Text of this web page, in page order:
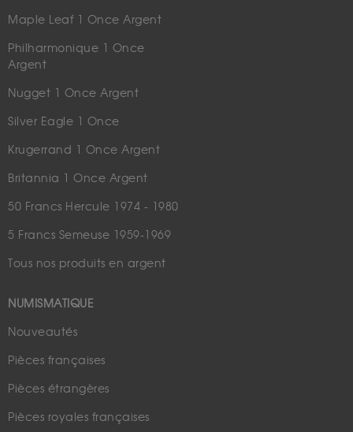
Maple Leaf 1 Once Argent
Philharmonique 1 Once
Argent
Nugget 1 Once Argent
Silver Eagle 1 Once
Krugerrand 1 Once Argent
Britannia 1 Once Argent
50 Francs Hercule 1974 - 1980
5 Francs Semeuse 1959-1969
Tous nos produits en argent
NUMISMATIQUE
Nouveautés
Pièces françaises
Pièces étrangères
Pièces royales françaises